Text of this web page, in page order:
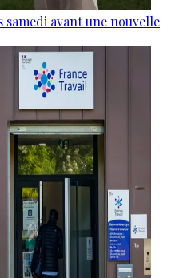
samedi avant une nouvelle